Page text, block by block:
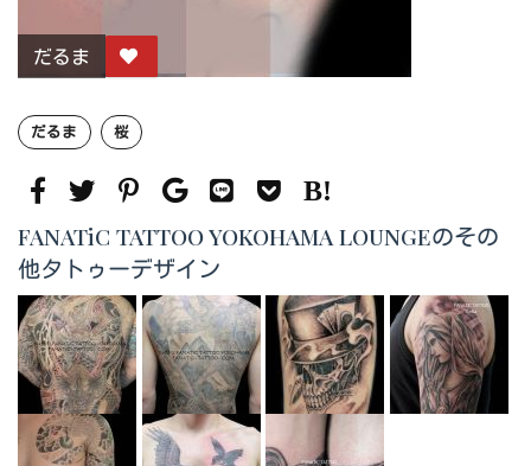
だるま
だるま 桜
FANATiC TATTOO YOKOHAMA LOUNGEのその
他タトゥーデザイン